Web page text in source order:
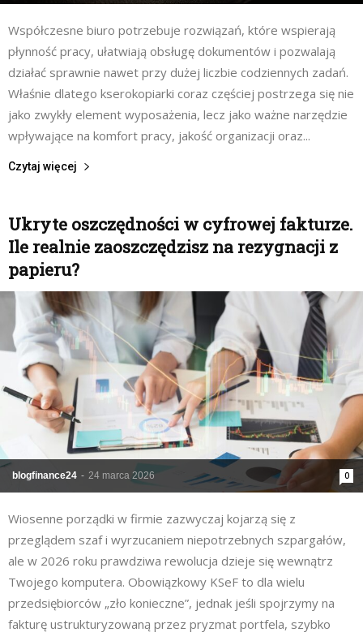
Współczesne biuro potrzebuje rozwiązań, które wspierają
płynność pracy, ułatwiają obsługę dokumentów i pozwalają
działać sprawnie nawet przy dużej liczbie codziennych zadań.
Właśnie dlatego kserokopiarki coraz częściej postrzega się nie
jako zwykły element wyposażenia, lecz jako ważne narzędzie
wpływające na komfort pracy, jakość organizacji oraz...
Czytaj więcej
Ukryte oszczędności w cyfrowej fakturze.
Ile realnie zaoszczędzisz na rezygnacji z
papieru?
blogfinance24 - 24 marca 2026 0
Wiosenne porządki w firmie zazwyczaj kojarzą się z
przeglądem szaf i wyrzucaniem niepotrzebnych szpargałów,
ale w 2026 roku prawdziwa rewolucja dzieje się wewnątrz
Twojego komputera. Obowiązkowy KSeF to dla wielu
przedsiębiorców „zło konieczne”, jednak jeśli spojrzymy na
fakturę ustrukturyzowaną przez pryzmat portfela, szybko